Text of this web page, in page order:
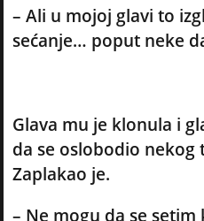
– Ali u mojoj glavi to
sećanje… poput neke
Glava mu je klonula i
da se oslobodio nekog
Zaplakao je.
– Ne mogu da se setim